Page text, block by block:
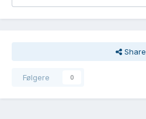
Share
Følgere 0